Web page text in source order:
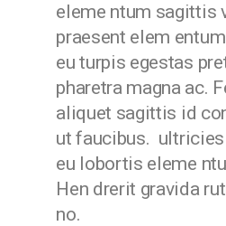
eleme ntum sagittis
praesent elem
eu turpis egestas
pharetra magna ac.
aliquet sagittis id
ut faucibus. ultricies
eu lobortis eleme
Hen drerit gravida
no.